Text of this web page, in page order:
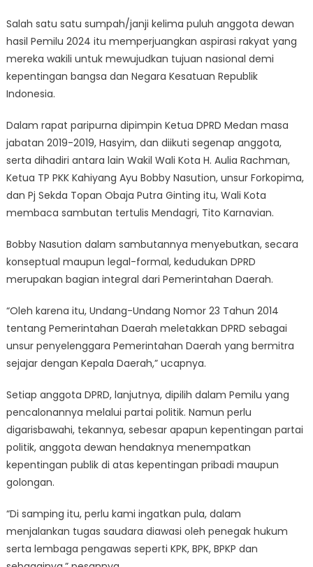
Salah satu satu sumpah/janji kelima puluh anggota dewan
hasil Pemilu 2024 itu memperjuangkan aspirasi rakyat yang
mereka wakili untuk mewujudkan tujuan nasional demi
kepentingan bangsa dan Negara Kesatuan Republik
Indonesia.
Dalam rapat paripurna dipimpin Ketua DPRD Medan masa
jabatan 2019-2019, Hasyim, dan diikuti segenap anggota,
serta dihadiri antara lain Wakil Wali Kota H. Aulia Rachman,
Ketua TP PKK Kahiyang Ayu Bobby Nasution, unsur Forkopima,
dan Pj Sekda Topan Obaja Putra Ginting itu, Wali Kota
membaca sambutan tertulis Mendagri, Tito Karnavian.
Bobby Nasution dalam sambutannya menyebutkan, secara
konseptual maupun legal-formal, kedudukan DPRD
merupakan bagian integral dari Pemerintahan Daerah.
“Oleh karena itu, Undang-Undang Nomor 23 Tahun 2014
tentang Pemerintahan Daerah meletakkan DPRD sebagai
unsur penyelenggara Pemerintahan Daerah yang bermitra
sejajar dengan Kepala Daerah,” ucapnya.
Setiap anggota DPRD, lanjutnya, dipilih dalam Pemilu yang
pencalonannya melalui partai politik. Namun perlu
digarisbawahi, tekannya, sebesar apapun kepentingan partai
politik, anggota dewan hendaknya menempatkan
kepentingan publik di atas kepentingan pribadi maupun
golongan.
“Di samping itu, perlu kami ingatkan pula, dalam
menjalankan tugas saudara diawasi oleh penegak hukum
serta lembaga pengawas seperti KPK, BPK, BPKP dan